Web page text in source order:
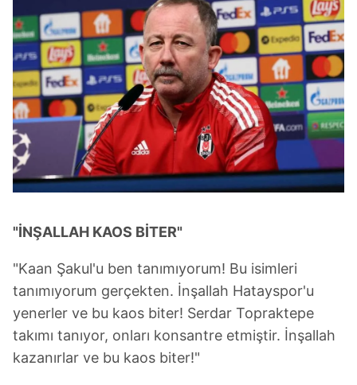
"İNŞALLAH KAOS BİTER"
"Kaan Şakul'u ben tanımıyorum! Bu isimleri
tanımıyorum gerçekten. İnşallah Hatayspor'u
yenerler ve bu kaos biter! Serdar Topraktepe
takımı tanıyor, onları konsantre etmiştir. İnşallah
kazanırlar ve bu kaos biter!"